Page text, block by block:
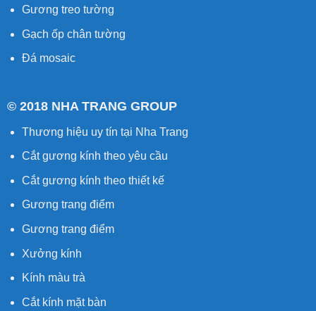
Gương treo tường
Gạch ốp chân tường
Đá mosaic
© 2018 NHA TRANG GROUP
Thương hiệu uy tín tại Nha Trang
Cắt gương kính theo yêu cầu
Cắt gương kính theo thiết kế
Gương trang điểm
Gương trang điểm
Xưởng kính
Kính màu trà
Cắt kính mặt bàn